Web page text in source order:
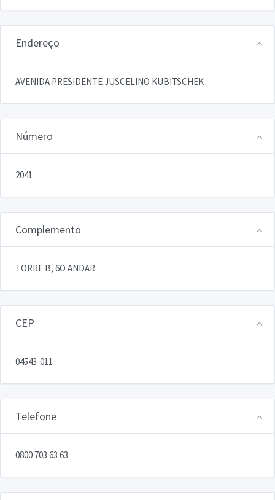
Endereço
AVENIDA PRESIDENTE JUSCELINO KUBITSCHEK
Número
2041
Complemento
TORRE B, 6O ANDAR
CEP
04543-011
Telefone
0800 703 63 63